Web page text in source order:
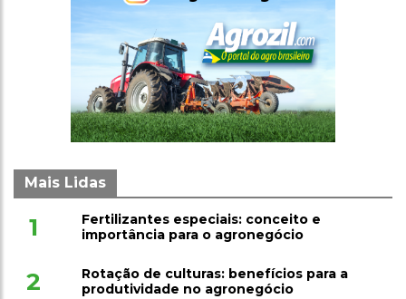
Mais Lidas
1
Fertilizantes especiais: conceito e
importância para o agronegócio
2
Rotação de culturas: benefícios para a
produtividade no agronegócio